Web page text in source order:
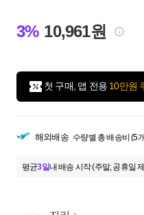
3% 10,961원
첫 구매, 앱 전용 10만원
해외배송 수량별 총 배송비 (5
평균3일내 배송 시작 (주말, 공휴일